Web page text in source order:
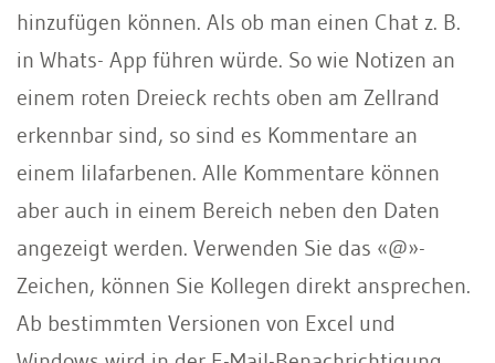
hinzufügen können. Als ob man einen Chat z. B.
in Whats- App führen würde. So wie Notizen an
einem roten Dreieck rechts oben am Zellrand
erkennbar sind, so sind es Kommentare an
einem lilafarbenen. Alle Kommentare können
aber auch in einem Bereich neben den Daten
angezeigt werden. Verwenden Sie das «@»-
Zeichen, können Sie Kollegen direkt ansprechen.
Ab bestimmten Versionen von Excel und